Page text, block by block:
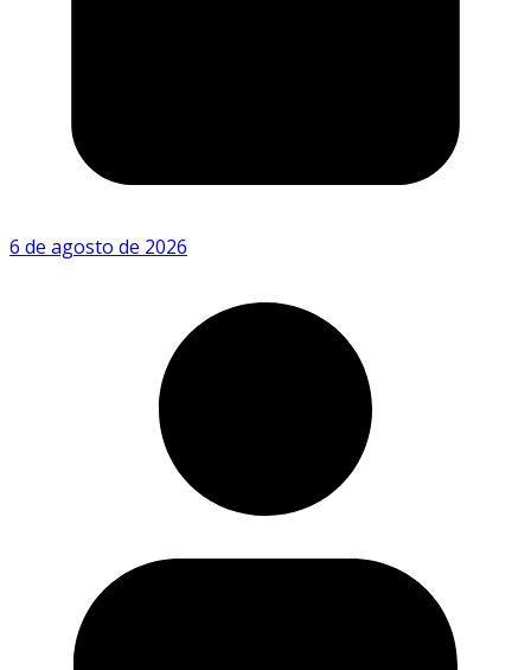
6 de agosto de 2026